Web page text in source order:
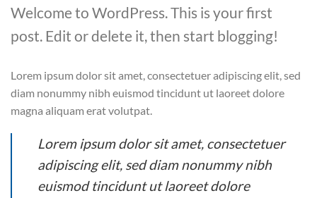
Welcome to WordPress. This is your first
post. Edit or delete it, then start blogging!
Lorem ipsum dolor sit amet, consectetuer adipiscing elit, sed
diam nonummy nibh euismod tincidunt ut laoreet dolore
magna aliquam erat volutpat.
Lorem ipsum dolor sit amet, consectetuer
adipiscing elit, sed diam nonummy nibh
euismod tincidunt ut laoreet dolore